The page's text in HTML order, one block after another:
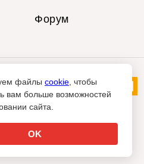
Форум
файлы cookie , чтобы
вам больше возможностей
сайта.
OK